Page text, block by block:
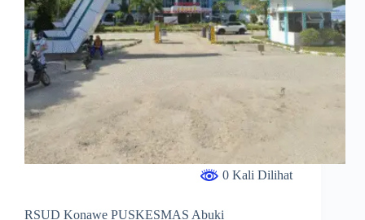
0 Kali Dilihat
RSUD Konawe PUSKESMAS Abuki